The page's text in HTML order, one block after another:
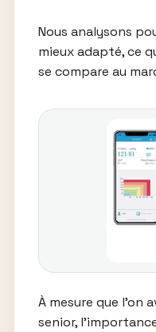
Nous analysons
mieux adapté, ce
se compare au
À mesure que l’on
senior,